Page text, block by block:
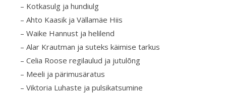
– Kotkasulg ja hundiulg
– Ahto Kaasik ja Vällamäe Hiis
– Waike Hannust ja helilend
– Alar Krautman ja suteks käimise tarkus
– Celia Roose regilaulud ja jutulõng
– Meeli ja pärimusäratus
– Viktoria Luhaste ja pulsikatsumine